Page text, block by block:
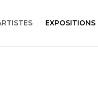
EXPOSITIONS